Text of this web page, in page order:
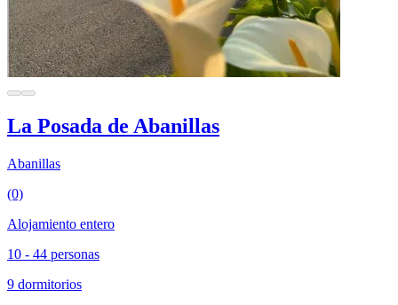
La Posada de Abanillas
Abanillas
(0)
Alojamiento entero
10 - 44 personas
9 dormitorios